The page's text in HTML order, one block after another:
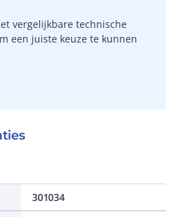
vergelijkbare technische
een juiste keuze te kunnen
301034